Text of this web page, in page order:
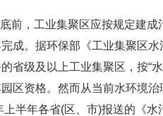
，工业集聚区应按规定建成
成。据环保部《工业集聚区
省级及以上工业集聚区，按“
区资格。然而从当前水环境
半年各省(区、市)报送的《